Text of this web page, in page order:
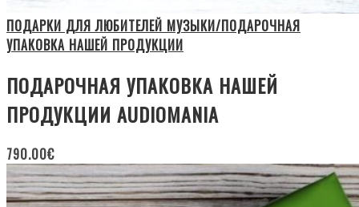
ПОДАРКИ ДЛЯ ЛЮБИТЕЛЕЙ МУЗЫКИ/ПОДАРОЧНАЯ
УПАКОВКА НАШЕЙ ПРОДУКЦИИ
ПОДАРОЧНАЯ УПАКОВКА НАШЕЙ
ПРОДУКЦИИ AUDIOMANIA
790.00€